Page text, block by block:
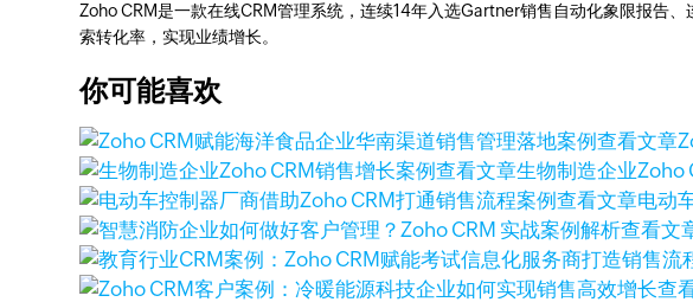
Zoho CRM是一款在线CRM管理系统，连续14年入选Gartner销售自动化象限报告
索转化率，实现业绩增长。
你可能喜欢
查看文章
查看文章生物制造企业Zoho
查看文章电动
查看文
查